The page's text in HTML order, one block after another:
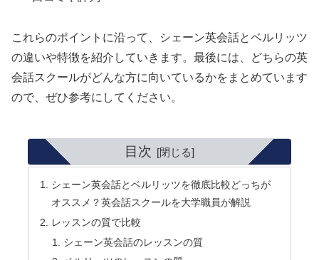
これらのポイントに沿って、シェーン英会話とベルリッツ
の違いや特徴を紹介していきます。最後には、どちらの英
会話スクールがどんな方に向いているかをまとめています
ので、ぜひ参考にしてください。
目次
シェーン英会話とベルリッツを徹底比較どっちが
オススメ？英会話スクールを大学職員が解説
レッスンの質で比較
シェーン英会話のレッスンの質